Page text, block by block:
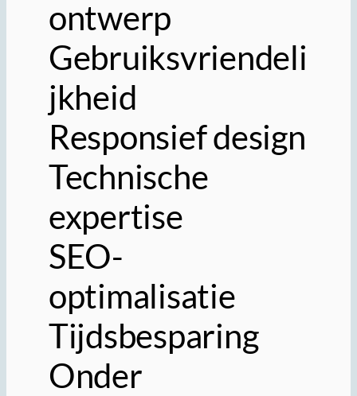
ontwerp
Gebruiksvriendeli
jkheid
Responsief design
Technische
expertise
SEO-
optimalisatie
Tijdsbesparing
Onder